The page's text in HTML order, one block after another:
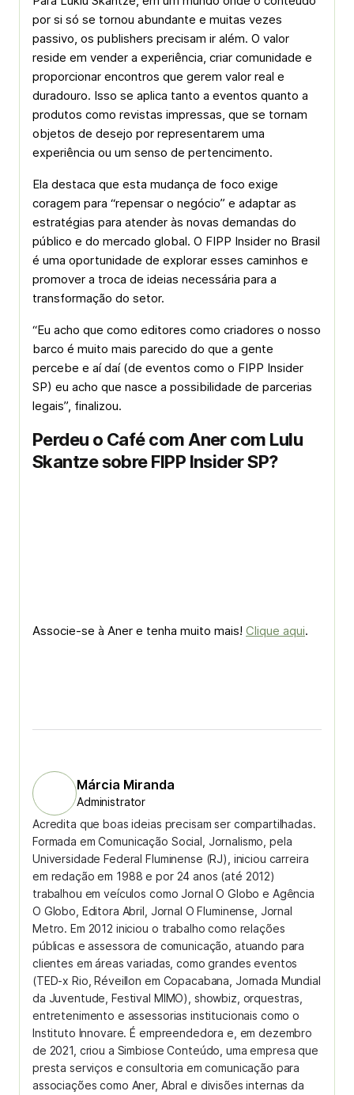
por si só se tornou abundante e muitas vezes
passivo, os publishers precisam ir além. O valor
reside em vender a experiência, criar comunidade e
proporcionar encontros que gerem valor real e
duradouro. Isso se aplica tanto a eventos quanto a
produtos como revistas impressas, que se tornam
objetos de desejo por representarem uma
experiência ou um senso de pertencimento.
Ela destaca que esta mudança de foco exige
coragem para “repensar o negócio” e adaptar as
estratégias para atender às novas demandas do
público e do mercado global. O FIPP Insider no Brasil
é uma oportunidade de explorar esses caminhos e
promover a troca de ideias necessária para a
transformação do setor.
“Eu acho que como editores como criadores o nosso
barco é muito mais parecido do que a gente
percebe e aí daí (de eventos como o FIPP Insider
SP) eu acho que nasce a possibilidade de parcerias
legais”, finalizou.
Perdeu o Café com Aner com Lulu
Skantze sobre FIPP Insider SP?
Associe-se à Aner e tenha muito mais! Clique aqui.
Márcia Miranda
Administrator
Acredita que boas ideias precisam ser compartilhadas.
Formada em Comunicação Social, Jornalismo, pela
Universidade Federal Fluminense (RJ), iniciou carreira
em redação em 1988 e por 24 anos (até 2012)
trabalhou em veículos como Jornal O Globo e Agência
O Globo, Editora Abril, Jornal O Fluminense, Jornal
Metro. Em 2012 iniciou o trabalho como relações
públicas e assessora de comunicação, atuando para
clientes em áreas variadas, como grandes eventos
(TED-x Rio, Réveillon em Copacabana, Jornada Mundial
da Juventude, Festival MIMO), showbiz, orquestras,
entretenimento e assessorias institucionais como o
Instituto Innovare. É empreendedora e, em dezembro
de 2021, criou a Simbiose Conteúdo, uma empresa que
presta serviços e consultoria em comunicação para
associações como Aner, Abral e divisões internas da